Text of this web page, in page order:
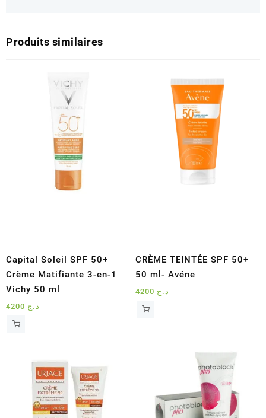
Produits similaires
Capital Soleil SPF 50+
Crème Matifiante 3-en-1
Vichy 50 ml
د.ج
CRÈME TEINTÉE SPF 50+
50 ml- Avéne
د.ج